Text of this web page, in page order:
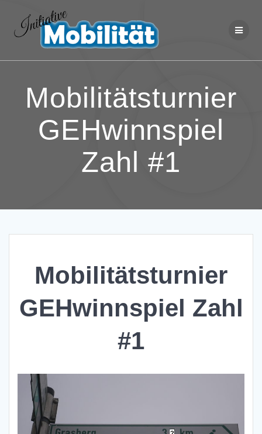
Inhalt
springen
Mobilitätsturnier
GEHwinnspiel
Zahl #1
Mobilitätsturnier
GEHwinnspiel Zahl
#1